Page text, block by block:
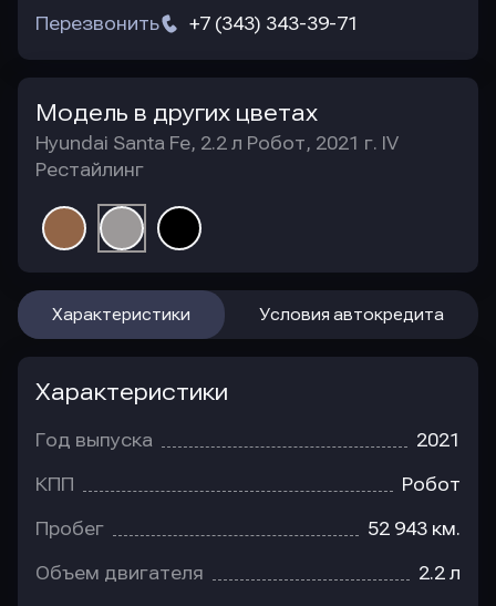
+7 (343) 343-39-71
Перезвонить
Модель в других цветах
Hyundai Santa Fe, 2.2 л Робот, 2021 г. IV
Рестайлинг
Характеристики Условия автокредита
Характеристики
Год выпуска 2021
КПП Робот
Пробег 52 943 км.
Объем двигателя 2.2 л